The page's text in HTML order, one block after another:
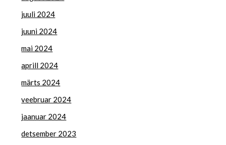
juuli 2024
juuni 2024
mai 2024
aprill 2024
märts 2024
veebruar 2024
jaanuar 2024
detsember 2023